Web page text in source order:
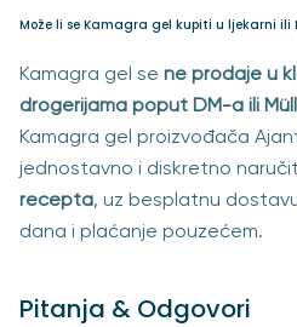
Može li se Kamagra gel kupiti u ljekarni ili
Kamagra gel se ne prodaje u
drogerijama poput DM-a ili
Kamagra gel proizvođača
jednostavno i diskretno
recepta, uz besplatnu
dana i plaćanje pouzećem.
Pitanja & Odgovori